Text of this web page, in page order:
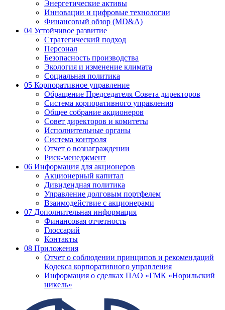
Энергетические активы
Инновации и цифровые технологии
Финансовый обзор (MD&A)
04 Устойчивое развитие
Стратегический подход
Персонал
Безопасность производства
Экология и изменение климата
Социальная политика
05 Корпоративное управление
Обращение Председателя Совета директоров
Система корпоративного управления
Общее собрание акционеров
Совет директоров и комитеты
Исполнительные органы
Система контроля
Отчет о вознаграждении
Риск-менеджмент
06 Информация для акционеров
Акционерный капитал
Дивидендная политика
Управление долговым портфелем
Взаимодействие с акционерами
07 Дополнительная информация
Финансовая отчетность
Глоссарий
Контакты
08 Приложения
Отчет о соблюдении принципов и рекомендаций
Кодекса корпоративного управления
Информация о сделках ПАО «ГМК «Норильский
никель»